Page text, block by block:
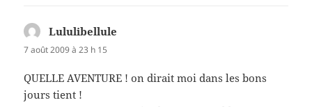
Lululibellule
7 août 2009 à 23 h 15
QUELLE AVENTURE ! on dirait moi dans les bons
jours tient !